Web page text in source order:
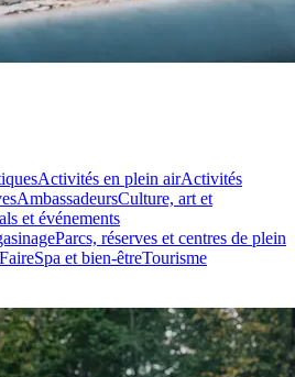
Activités en plein airActivités
AmbassadeursCulture, art et
et événements
Parcs, réserves et centres de plein
Spa et bien-êtreTourisme